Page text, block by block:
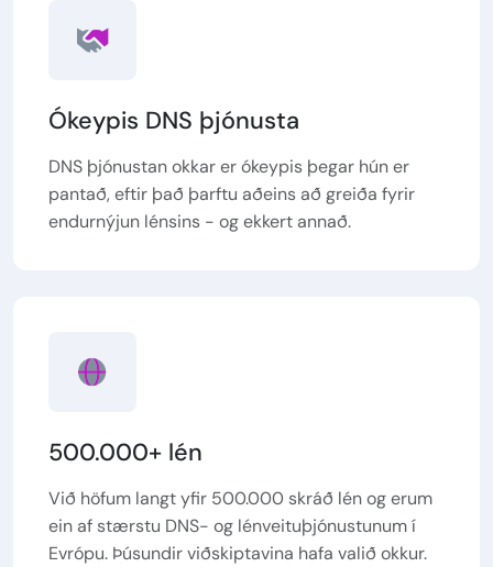
Ókeypis DNS þjónusta
DNS þjónustan okkar er ókeypis þegar hún er
pantað, eftir það þarftu aðeins að greiða fyrir
endurnýjun lénsins - og ekkert annað.
500.000+ lén
Við höfum langt yfir 500.000 skráð lén og erum
ein af stærstu DNS- og lénveituþjónustunum í
Evrópu. Þúsundir viðskiptavina hafa valið okkur.